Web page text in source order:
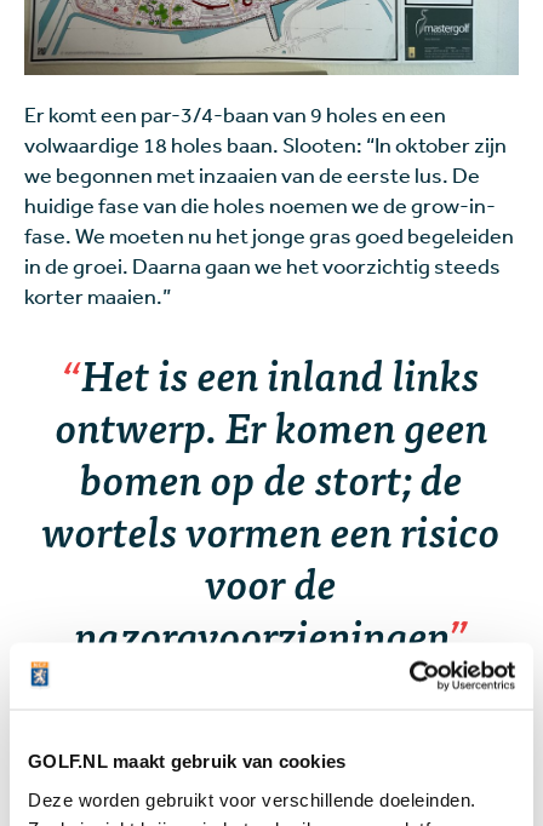
GOLF.NL maakt gebruik van cookies
Deze worden gebruikt voor verschillende doeleinden.
Er komt een par-3/4-baan van 9 holes en een
volwaardige 18 holes baan. Slooten: “In oktober zijn
we begonnen met inzaaien van de eerste lus. De
huidige fase van die holes noemen we de grow-in-
fase. We moeten nu het jonge gras goed begeleiden
in de groei. Daarna gaan we het voorzichtig steeds
korter maaien.”
Het is een inland links
ontwerp. Er komen geen
bomen op de stort; de
wortels vormen een risico
voor de
nazorgvoorzieningen
te beregenen. “Deze fase bepaalt heel erg hoe de
baan er straks in augustus uitziet”, weet Slooten.
Schaap: “De droge winter en lente hebben ervoor